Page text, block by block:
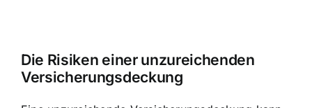
Die Risiken einer unzureichenden
Versicherungsdeckung